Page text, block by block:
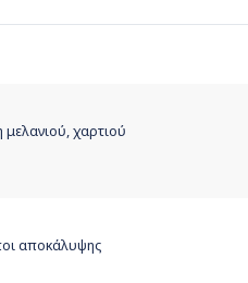
μελανιού, χαρτιού
αποκάλυψης